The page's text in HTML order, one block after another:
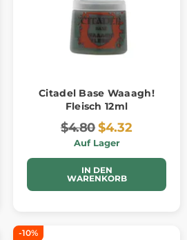
Citadel Base Waaagh!
Fleisch 12ml
$4.80$4.32
Auf Lager
IN DEN
WARENKORB
-10%